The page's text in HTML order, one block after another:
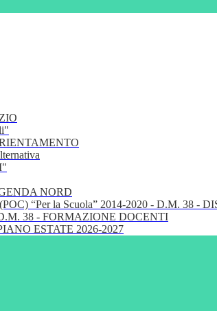
NORD
“Per la Scuola” 2014-2020 - D.M. 38 -
D.M. 38 - FORMAZIONE DOCENTI
ESTATE 2026-2027